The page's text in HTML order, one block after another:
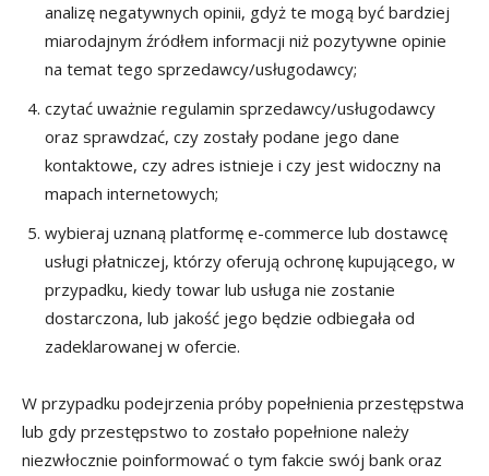
analizę negatywnych opinii, gdyż te mogą być bardziej
miarodajnym źródłem informacji niż pozytywne opinie
na temat tego sprzedawcy/usługodawcy;
czytać uważnie regulamin sprzedawcy/usługodawcy
oraz sprawdzać, czy zostały podane jego dane
kontaktowe, czy adres istnieje i czy jest widoczny na
mapach internetowych;
wybieraj uznaną platformę e-commerce lub dostawcę
usługi płatniczej, którzy oferują ochronę kupującego, w
przypadku, kiedy towar lub usługa nie zostanie
dostarczona, lub jakość jego będzie odbiegała od
zadeklarowanej w ofercie.
W przypadku podejrzenia próby popełnienia przestępstwa
lub gdy przestępstwo to zostało popełnione należy
niezwłocznie poinformować o tym fakcie swój bank oraz